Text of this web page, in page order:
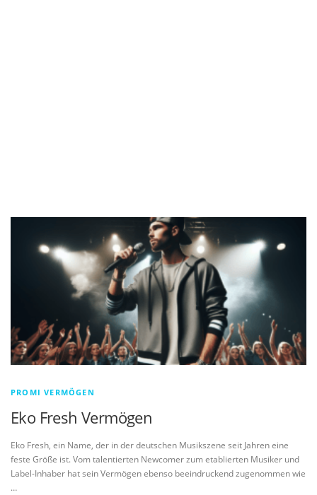
PROMI VERMÖGEN
Eko Fresh Vermögen
Eko Fresh, ein Name, der in der deutschen Musikszene seit Jahren eine
feste Größe ist. Vom talentierten Newcomer zum etablierten Musiker und
Label-Inhaber hat sein Vermögen ebenso beeindruckend zugenommen wie
…